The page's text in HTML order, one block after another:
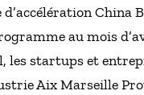
China
au mois
les startups et
Aix Marseille